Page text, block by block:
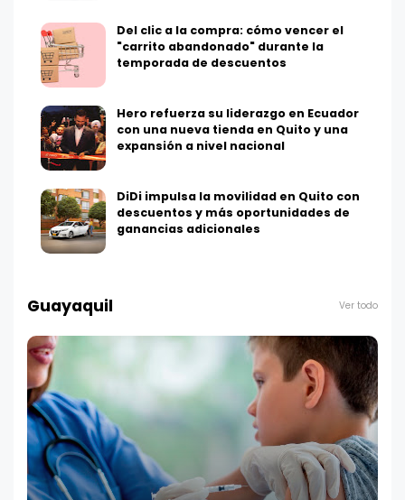
Del clic a la compra: cómo vencer el
"carrito abandonado" durante la
temporada de descuentos
Hero refuerza su liderazgo en Ecuador
con una nueva tienda en Quito y una
expansión a nivel nacional
DiDi impulsa la movilidad en Quito con
descuentos y más oportunidades de
ganancias adicionales
Guayaquil Ver todo